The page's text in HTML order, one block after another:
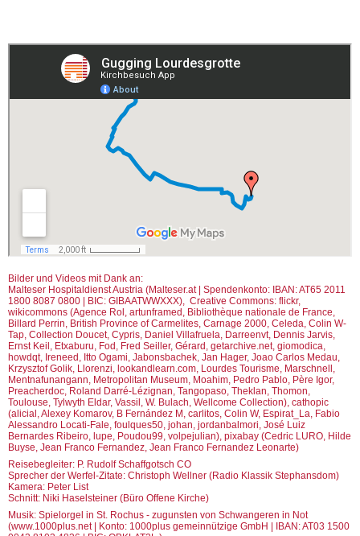
Bilder und Videos mit Dank an:
Malteser Hospitaldienst Austria (Malteser.at | Spendenkonto: IBAN: AT65 2011
1800 8087 0800 | BIC: GIBAATWWXXX), Creative Commons: flickr,
wikicommons (Agence Rol, artunframed, Bibliothèque nationale de France,
Billard Perrin, British Province of Carmelites, Carnage 2000, Celeda, Colin W-
Tap, Collection Doucet, Cypris, Daniel Villafruela, Darreenvt, Dennis Jarvis,
Ernst Keil, Etxaburu, Fod, Fred Seiller, Gérard, getarchive.net, giomodica,
howdqt, Ireneed, Itto Ogami, Jabonsbachek, Jan Hager, Joao Carlos Medau,
Krzysztof Golik, Llorenzi, lookandlearn.com, Lourdes Tourisme, Marschnell,
Mentnafunangann, Metropolitan Museum, Moahim, Pedro Pablo, Père Igor,
Preacherdoc, Roland Darré-Lézignan, Tangopaso, Theklan, Thomon,
Toulouse, Tylwyth Eldar, Vassil, W. Bulach, Wellcome Collection), cathopic
(alicial, Alexey Komarov, B Fernández M, carlitos, Colin W, Espirat_La, Fabio
Alessandro Locati-Fale, foulques50, johan, jordanbalmori, José Luiz
Bernardes Ribeiro, lupe, Poudou99, volpejulian), pixabay (Cedric LURO, Hilde
Buyse, Jean Franco Fernandez, Jean Franco Fernandez Leonarte)
Reisebegleiter: P. Rudolf Schaffgotsch CO
​Sprecher der Werfel-Zitate: Christoph Wellner (Radio Klassik Stephansdom)
Kamera: Peter List
Schnitt: Niki Haselsteiner (Büro Offene Kirche)
Musik: Spielorgel in St. Rochus - zugunsten von Schwangeren in Not
(www.1000plus.net | Konto: 1000plus gemeinnützige GmbH | IBAN: AT03 1500